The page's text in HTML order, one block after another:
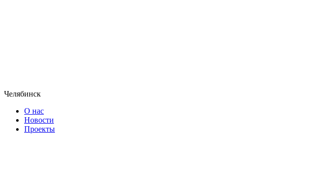
Челябинск
О нас
Новости
Проекты